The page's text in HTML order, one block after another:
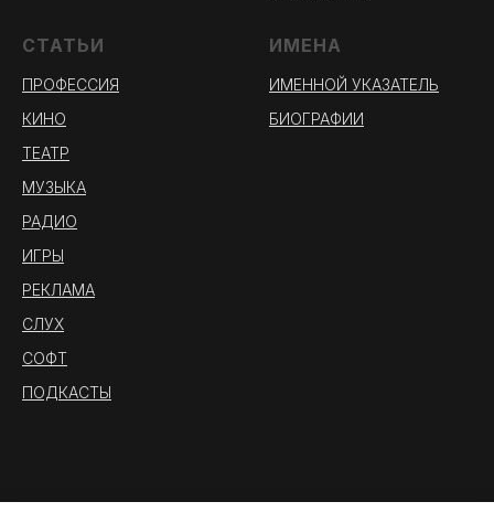
СТАТЬИ
ПРОФЕССИЯ
КИНО
ТЕАТР
МУЗЫКА
РАДИО
ИГРЫ
РЕКЛАМА
СЛУХ
СОФТ
ПОДКАСТЫ
ИМЕНА
ИМЕННОЙ УКАЗАТЕЛЬ
БИОГРАФИИ